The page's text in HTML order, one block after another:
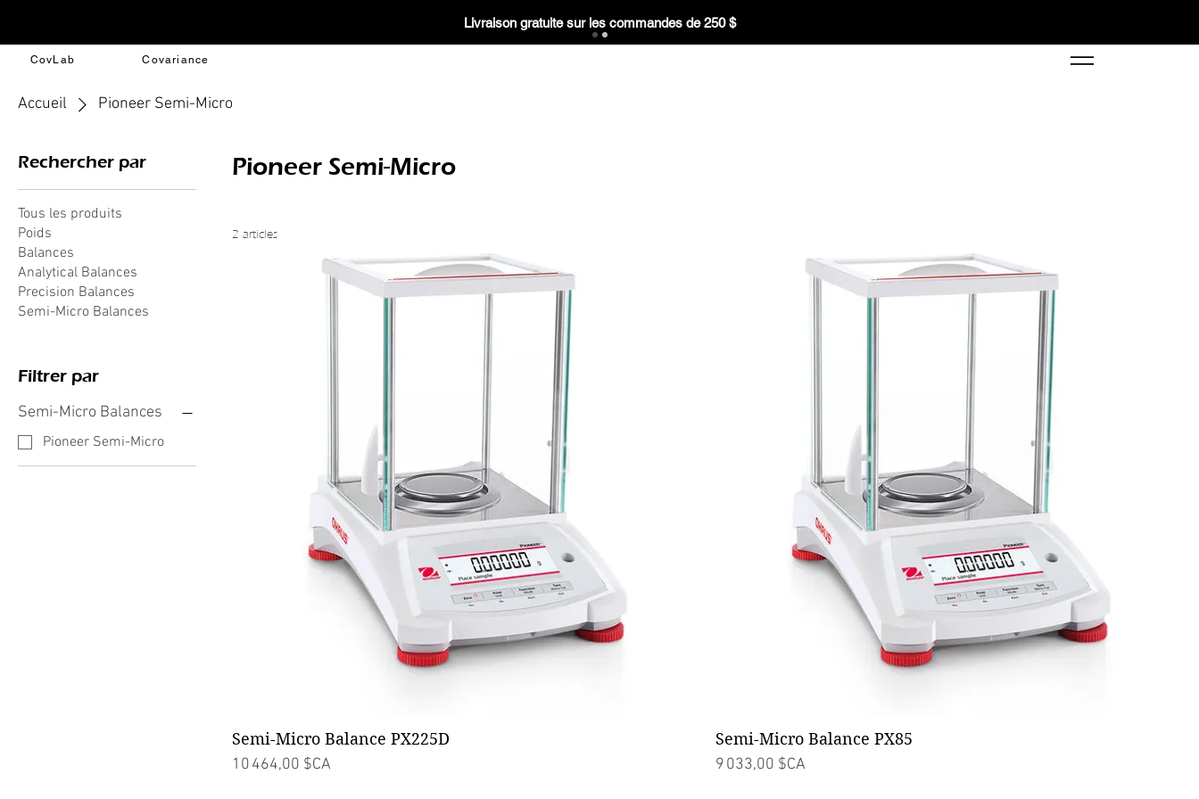
Livraison gratuite sur les commandes de 250 $
CovLab Covariance
Accueil Pioneer Semi-Micro
Rechercher par
Tous les produits
Poids
Balances
Analytical Balances
Precision Balances
Semi-Micro Balances
Filtrer par
Semi-Micro Balances
Pioneer Semi-Micro
Pioneer Semi-Micro
2 articles
Aperçu rapide
Semi-Micro Balance PX225D
Prix
10 464,00 $CA
Aperçu rapide
Semi-Micro Balance PX85
Prix
9 033,00 $CA